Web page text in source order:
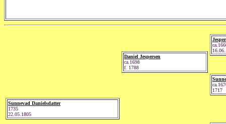
Sunnevad Danielsdatter
1735
22.05.1805
Daniel Jespersen
ca.1698
f. 1788
1717